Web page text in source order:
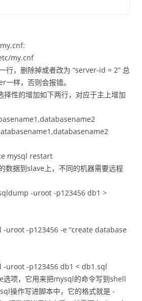
my.cnf
行，删除掉或者改为 “server-id = 2” 总
样，否则会报错。
择性的增加如下两行，对应于主上增加
mysql restart
数据到slave上，不同的机器需要远程
-uroot -p123456 db1 >
uroot -p123456 -e “create database
-uroot -p123456 db1 < db1.sql
选项，它用来把mysql的命令写到shell
操作写进脚本中，它的格式就是 -